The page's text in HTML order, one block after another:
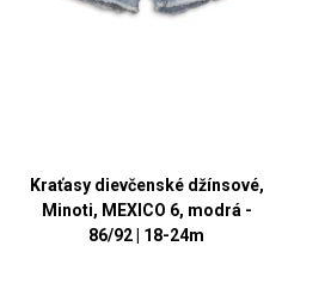
Kraťasy dievčenské džínsové,
Minoti, MEXICO 6, modrá -
86/92 | 18-24m